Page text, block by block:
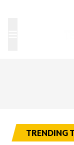
TRENDING